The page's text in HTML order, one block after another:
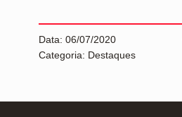
Data: 06/07/2020
Categoria: Destaques